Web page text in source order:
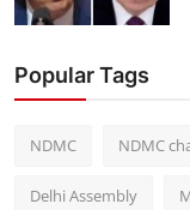
Popular Tags
NDMC NDMC
Delhi Assembly